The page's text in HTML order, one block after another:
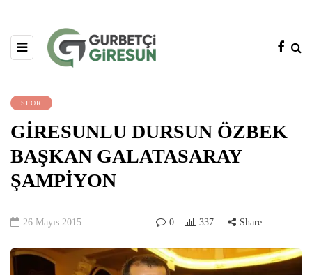
SPOR
GİRESUNLU DURSUN ÖZBEK
BAŞKAN GALATASARAY
ŞAMPİYON
26 Mayıs 2015 0 337 Share